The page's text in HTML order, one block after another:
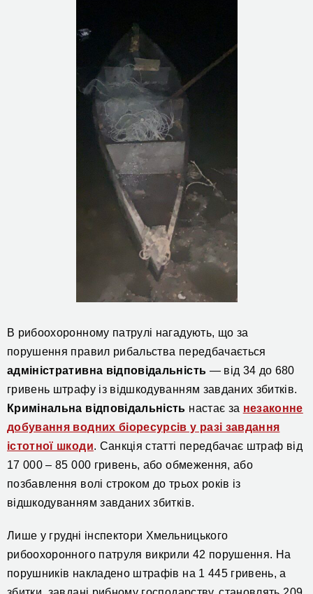
В рибоохоронному патрулі нагадують, що за
порушення правил рибальства передбачається
адміністративна відповідальність — від 34 до 680
гривень штрафу із відшкодуванням завданих збитків.
Кримінальна відповідальність настає за незаконне
добування водних біоресурсів у разі завдання
істотної шкоди. Санкція статті передбачає штраф від
17 000 – 85 000 гривень, або обмеження, або
позбавлення волі строком до трьох років із
відшкодуванням завданих збитків.
Лише у грудні інспектори Хмельницького
рибоохоронного патруля викрили 42 порушення. На
порушників накладено штрафів на 1 445 гривень, а